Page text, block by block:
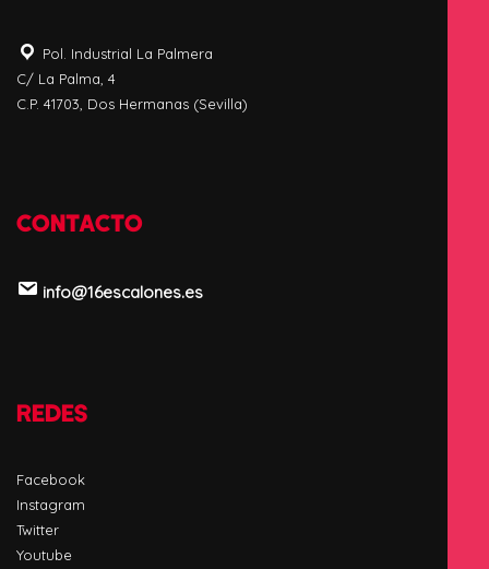
Pol. Industrial La Palmera
C/ La Palma, 4
C.P. 41703, Dos Hermanas (Sevilla)
CONTACTO
info@16escalones.es
REDES
Facebook
Instagram
Twitter
Youtube